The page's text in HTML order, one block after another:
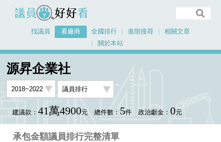
議員好好看
找議員 看廠商 全國排行 進階搜尋
相關文章
關於本站
源昇企業社
建議款： 41萬4900元 總件數： 5件 政治獻金： 0元
承包金額議員排行完整清單